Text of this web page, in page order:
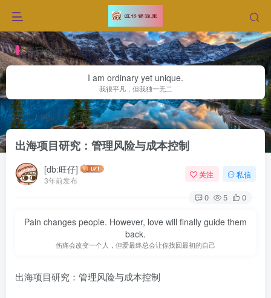
每日金句
I am ordinary yet unique.
我很平凡，但我独一无二
首页 网赚文章 正文
出海项目研究：管理风险与成本控制
[db:旺仔]
3年前发布
关注 私信
0 5 0
Pain changes people. However, love will finally guide them
back.
伤痛会改变一个人，但爱最终总会让你找回最初的自己
出海项目研究：管理风险与成本控制